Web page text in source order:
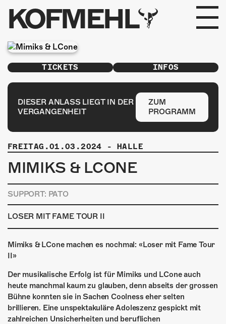
KOFMEHL
PROGRAMM
FABRIKGEFLÜSTER
GALERIE
FOTOGALERIE
PHOTOMAT
INFOS
KONTAKT
ÜBER UNS
GÖNNEREI
SHOP
MITMACHEN
TICKETS INFOS
DIESER ANLASS LIEGT IN DER
VERGANGENHEIT
ZUM
PROGRAMM
FREITAG.01.03.2024 - HALLE
MIMIKS & LCONE
SUPPORT: PATO
LOSER MIT FAME TOUR II
Mimiks & LCone machen es nochmal: «Loser mit Fame Tour
II»
Der musikalische Erfolg ist für Mimiks und LCone auch
heute manchmal kaum zu glauben, denn abseits der grossen
Bühne konnten sie in Sachen Coolness eher selten
brillieren. Eine unspektakuläre Adoleszenz gespickt mit
zahlreichen Unsicherheiten und beruflichen